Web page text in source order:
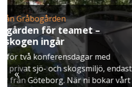
Erbjudande från
Julbord på Ekerö
När vintern lägger sig
ett klassiskt svenskt
möts ni av doften av
och smaker ...
«